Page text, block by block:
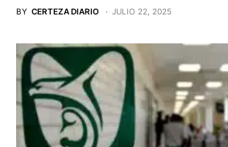
BY CERTEZA DIARIO JULIO 22, 2025